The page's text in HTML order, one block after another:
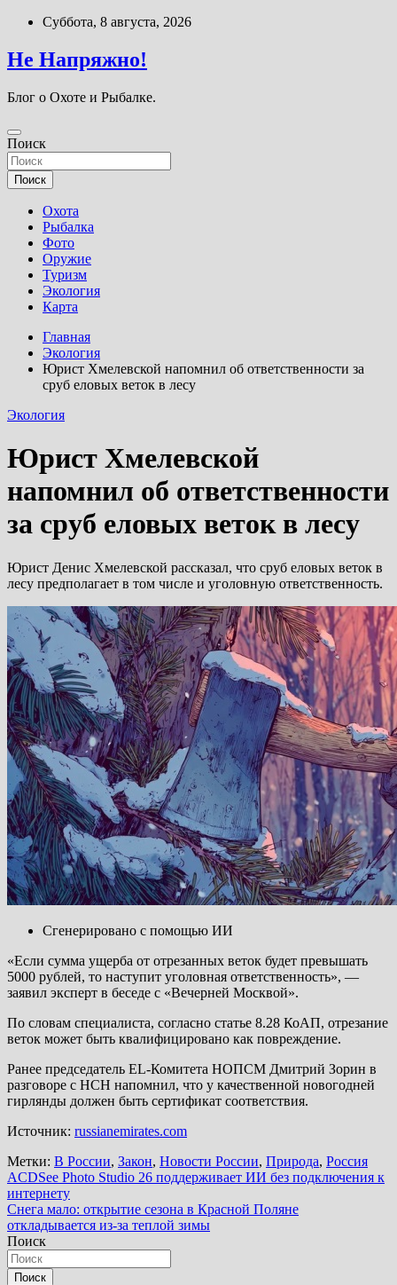
Перейти
содержимому
Суббота, 8 августа, 2026
Не Напряжно!
Блог о Охоте и Рыбалке.
Поиск
Поиск
Охота
Рыбалка
Фото
Оружие
Туризм
Экология
Карта
Главная
Экология
Юрист Хмелевской напомнил об ответственности за
сруб еловых веток в лесу
Экология
Юрист Хмелевской
напомнил об ответственности
за сруб еловых веток в лесу
Юрист Денис Хмелевской рассказал, что сруб еловых веток в
лесу предполагает в том числе и уголовную ответственность.
Сгенерировано с помощью ИИ
«Если сумма ущерба от отрезанных веток будет превышать
5000 рублей, то наступит уголовная ответственность», —
заявил эксперт в беседе с «Вечерней Москвой».
По словам специалиста, согласно статье 8.28 КоАП, отрезание
веток может быть квалифицировано как повреждение.
Ранее председатель EL-Комитета НОПСМ Дмитрий Зорин в
разговоре с НСН напомнил, что у качественной новогодней
гирлянды должен быть сертификат соответствия.
Источник: russianemirates.com
Метки: В России, Закон, Новости России, Природа, Россия
Навигация
по
записям
ACDSee Photo Studio 26 поддерживает ИИ без подключения к
интернету
Снега мало: открытие сезона в Красной Поляне
откладывается из-за теплой зимы
Поиск
Поиск